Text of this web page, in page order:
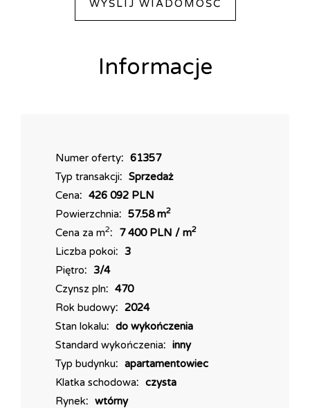
przynależy także wygodne miejsce w garażu, dostępne
Zapraszam serdecznie do kontaktu oraz na prezentację,
aby osobiście odkryć wszystkie możliwości i potencjał
tego wyjątkowego mieszkania!
Więcej mieszkań na naszej stronie www.AJ.pl
AJ Promotion - Twoje biuro nieruchomości.
Treść niniejszego ogłoszenia nie stanowi oferty handlowej w
rozumieniu Kodeksu Cywilnego.
WYŚLIJ WIADOMOŚĆ
Informacje
Numer oferty
61357
Typ transakcji
Sprzedaż
Cena
426 092 PLN
Powierzchnia
57.58 m2
Cena za m2 7 400 PLN / m2
Liczba pokoi
3
Piętro
3/4
Czynsz pln
470
Rok budowy
2024
Stan lokalu
do wykończenia
Standard wykończenia
inny
Typ budynku
apartamentowiec
Klatka schodowa
czysta
Rynek
wtórny